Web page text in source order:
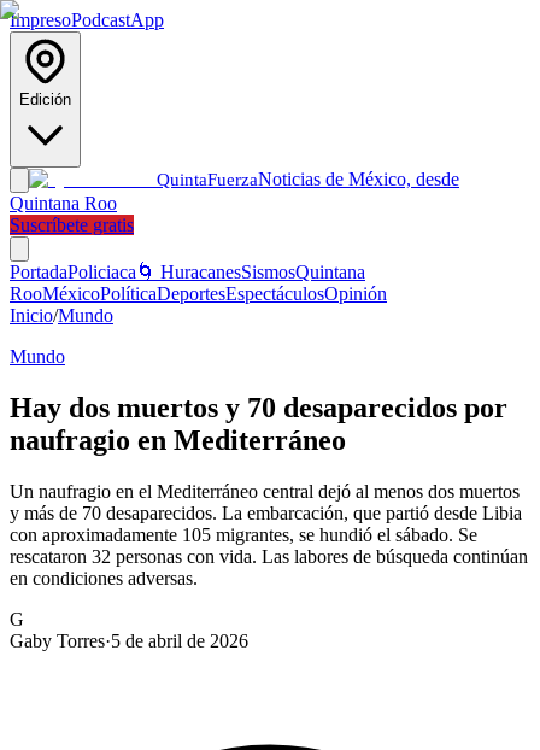
ImpresoPodcastApp
Edición
QuintaFuerzaNoticias de México, desde
Quintana Roo
Suscríbete gratis
PortadaPoliciaca 🌀 HuracanesSismosQuintana
RooMéxicoPolíticaDeportesEspectáculosOpinión
Inicio/Mundo
Mundo
Hay dos muertos y 70 desaparecidos por
naufragio en Mediterráneo
Un naufragio en el Mediterráneo central dejó al menos dos muertos
y más de 70 desaparecidos. La embarcación, que partió desde Libia
con aproximadamente 105 migrantes, se hundió el sábado. Se
rescataron 32 personas con vida. Las labores de búsqueda continúan
en condiciones adversas.
G
Gaby Torres·5 de abril de 2026